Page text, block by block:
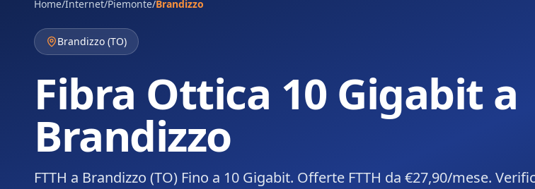
Home/Internet/Piemonte/Brandizzo
Brandizzo (TO)
Fibra Ottica 10 Gigabit a
Brandizzo
FTTH a Brandizzo (TO) Fino a 10 Gigabit. Offerte FTTH da €27,90/mese.